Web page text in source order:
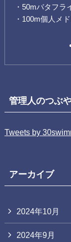
・50mバタフラ
・100m個人メ
管理人のつぶ
Tweets by
アーカイブ
2024年10月
2024年9月